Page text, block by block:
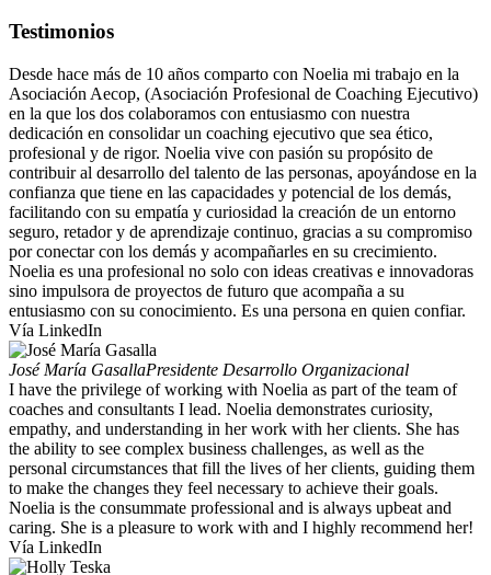
Testimonios
Desde hace más de 10 años comparto con Noelia mi trabajo en la
Asociación Aecop, (Asociación Profesional de Coaching Ejecutivo)
en la que los dos colaboramos con entusiasmo con nuestra
dedicación en consolidar un coaching ejecutivo que sea ético,
profesional y de rigor. Noelia vive con pasión su propósito de
contribuir al desarrollo del talento de las personas, apoyándose en la
confianza que tiene en las capacidades y potencial de los demás,
facilitando con su empatía y curiosidad la creación de un entorno
seguro, retador y de aprendizaje continuo, gracias a su compromiso
por conectar con los demás y acompañarles en su crecimiento.
Noelia es una profesional no solo con ideas creativas e innovadoras
sino impulsora de proyectos de futuro que acompaña a su
entusiasmo con su conocimiento. Es una persona en quien confiar.
Vía LinkedIn
José María GasallaPresidente Desarrollo Organizacional
I have the privilege of working with Noelia as part of the team of
coaches and consultants I lead. Noelia demonstrates curiosity,
empathy, and understanding in her work with her clients. She has
the ability to see complex business challenges, as well as the
personal circumstances that fill the lives of her clients, guiding them
to make the changes they feel necessary to achieve their goals.
Noelia is the consummate professional and is always upbeat and
caring. She is a pleasure to work with and I highly recommend her!
Vía LinkedIn